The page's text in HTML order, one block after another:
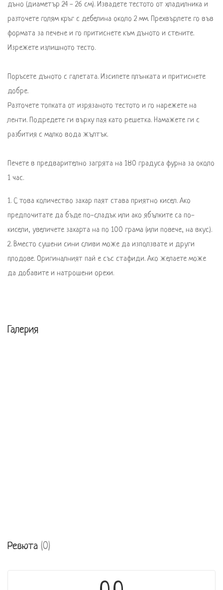
дъно (диаметър 24 - 26 см). Извадете тестото от хладилника и
разточете голям кръг с дебелина около 2 мм. Прехвърлете го във
формата за печене и го притиснете към дъното и стените.
Изрежете излишното тесто.
Поръсете дъното с галетата. Изсипете плънката и притиснете
добре.
Разточете топката от изрязаното тестото и го нарежете на
ленти. Подредете ги върху пая като решетка. Намажете ги с
разбития с малко вода жълтък.
Печете в предварително загрята на 180 градуса фурна за около
1 час.
1. С това количество захар паят става приятно кисел. Ако
предпочитате да бъде по-сладък или ако ябълките са по-
кисели, увеличете захарта на по 100 грама (или повече, на вкус).
2. Вместо сушени сини сливи може да използвате и други
плодове. Оригиналният пай е със стафиди. Ако желаете може
да добавите и натрошени орехи.
Галерия
Ревюта (0)